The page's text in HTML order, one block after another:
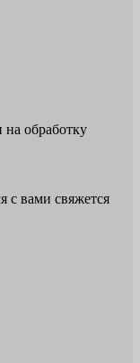
на обработку
с вами свяжется